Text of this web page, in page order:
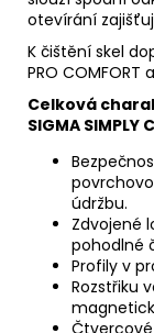
otevírání
K čištění skel
PRO COMFORT
Celková
SIGMA SIMPLY
údržbu.
Zdvojené
pohodlné
Profily v
Rozstřiku